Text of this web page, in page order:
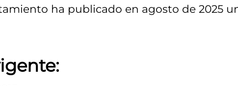
ha publicado en agosto de 2025